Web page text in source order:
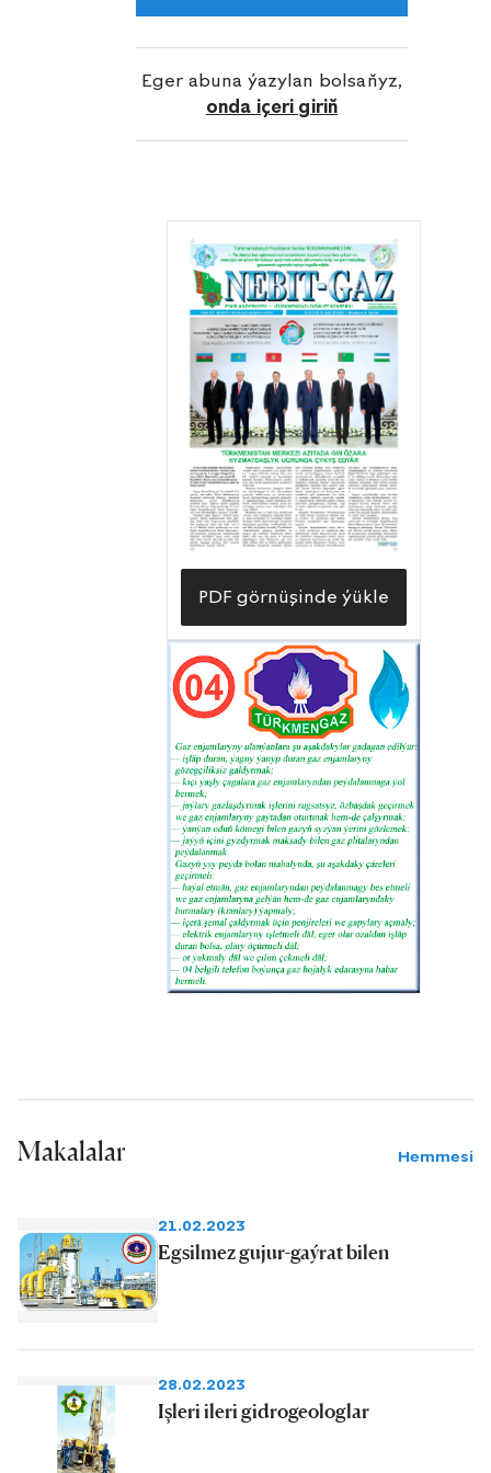
tarapyndan «Garaşsyz, baky Bitarap
Türkme-nistan — bedew batly at-
myradyň mekany» ýylynyň geçen dört
aýynda öwgä mynasyp işler bitirildi.
müdirlikleri boýunça bilelikde
alanyňda gaýtadan hatara goşulan
guýulardan goşmaça alnan «gara
altynyň» we «mawy ýangyjyň» möçberi,
degişlilikde, 40 müň 480 tonna hem-
de 115 million 762 müň kub metre ýetdi.
Munuň özi geçen döwür üçin bellenilen
meýilnamanyň goşmaça nebit almak
babatynda 1,5 esseden artygy bilen
berjaý edilendigini aňladýar. Şonuň
ýaly-da, tebigy gazy goşmaça almak
baradaky tabşyryk ýedi esseden
gowrak ýerine ýetirildi. Gaýtadan
hatara goşulan guýulardan goşmaça
alnan tebigy gazyň ählisi diýen ýaly
«Gamyşlyja» guýulary düýpli abatlaýyş
müdirliginiň hünärmenleriniň paýyna
düşýär. Berkarar döwletiň täze
eýýamynyň Galkynyşy döwründe has
kuwwatly desgalara eýe bolan
kärhanada abatlaýyş işleriniň depginini
düýpli ýokarlandyrmaga giň
mümkinçilik bar. Bu mümkinçilikleri
ýerlikli peýdalanmagy başarýan
gamyşlyjaly abatlaýjylaryň abraýy
Eger abuna ýazylan bolsaňyz,
onda içeri giriň
PDF görnüşinde ýükle
Makalalar Hemmesi
21.02.2023
Egsilmez gujur-gaýrat bilen
28.02.2023
Işleri ileri gidrogeologlar